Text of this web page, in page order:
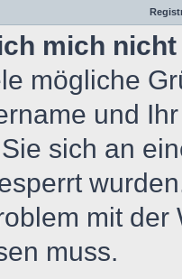
mich
mögliche
und
sich an
mit
muss.